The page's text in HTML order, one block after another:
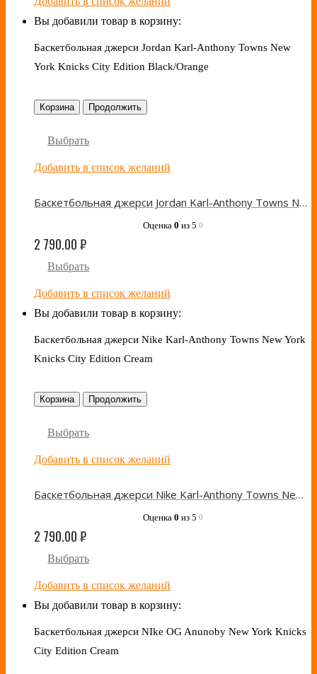
Вы добавили товар в корзину:
Баскетбольная джерси Jordan Karl-Anthony Towns New
York Knicks City Edition Black/Orange
Корзина Продолжить
Выбрать
Добавить в список желаний
Баскетбольная джерси Jordan Karl-Anthony Towns New York Knicks City Edition Black/Orange
Оценка 0 из 5 0
2 790.00₽
Выбрать
Добавить в список желаний
Вы добавили товар в корзину:
Баскетбольная джерси Nike Karl-Anthony Towns New York
Knicks City Edition Cream
Корзина Продолжить
Выбрать
Добавить в список желаний
Баскетбольная джерси Nike Karl-Anthony Towns New York Knicks City Edition Cream
Оценка 0 из 5 0
2 790.00₽
Выбрать
Добавить в список желаний
Вы добавили товар в корзину:
Баскетбольная джерси NIke OG Anunoby New York Knicks
City Edition Cream